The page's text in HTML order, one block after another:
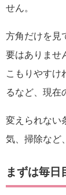
せん。
方角だけを見
要はありませ
こもりやすけ
るなど、現在
変えられない
気、掃除など
まずは毎日